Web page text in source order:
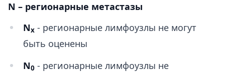
N – регионарные метастазы
Nx - регионарные лимфоузлы не могут
быть оценены
N0 - регионарные лимфоузлы не